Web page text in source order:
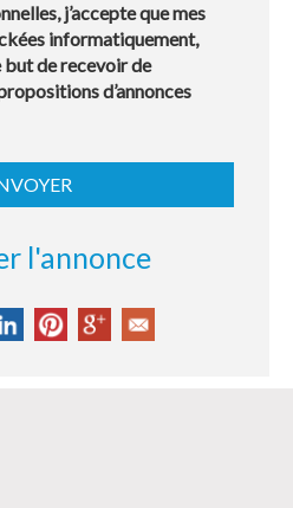
j’accepte que mes
informatiquement,
but de recevoir de
d’annonces
l'annonce